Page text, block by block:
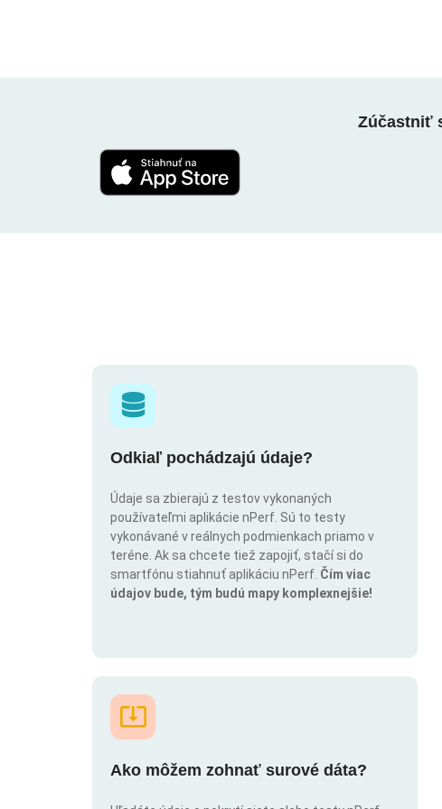
Zúčastniť
Odkiaľ pochádzajú údaje?
Údaje sa zbierajú z testov vykonaných
používateľmi aplikácie nPerf. Sú to testy
vykonávané v reálnych podmienkach priamo v
teréne. Ak sa chcete tiež zapojiť, stačí si do
smartfónu stiahnuť aplikáciu nPerf. Čím viac
údajov bude, tým budú mapy komplexnejšie!
Ako môžem zohnať surové dáta?